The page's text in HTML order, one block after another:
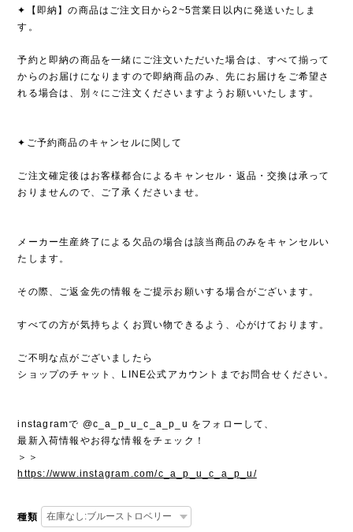
✦【即納】の商品はご注文日から2~5営業日以内に発送いたしま
す。
予約と即納の商品を一緒にご注文いただいた場合は、すべて揃って
からのお届けになりますので即納商品のみ、先にお届けをご希望さ
れる場合は、別々にご注文くださいますようお願いいたします。
✦ご予約商品のキャンセルに関して
ご注文確定後はお客様都合によるキャンセル・返品・交換は承って
おりませんので、ご了承くださいませ。
メーカー生産終了による欠品の場合は該当商品のみをキャンセルい
たします。
その際、ご返金先の情報をご提示お願いする場合がございます。
すべての方が気持ちよくお買い物できるよう、心がけております。
ご不明な点がございましたら
ショップのチャット、LINE公式アカウントまでお問合せください。
instagramで @c_a_p_u_c_a_p_u をフォローして、
最新入荷情報やお得な情報をチェック！
＞＞
https://www.instagram.com/c_a_p_u_c_a_p_u/
種類